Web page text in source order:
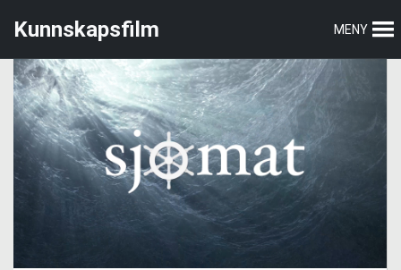
til
til
Kunnskapsfilm MENY